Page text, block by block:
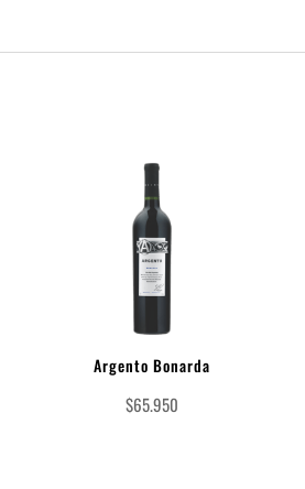
Argento Bonarda
$65.950